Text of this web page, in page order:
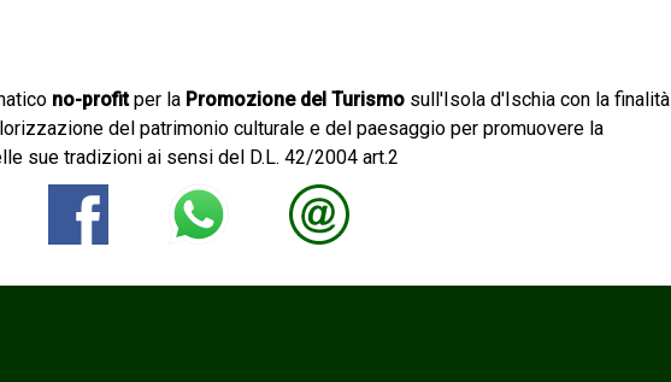
no-profitper la Promozione del Turismo sull'Isola d'Ischia con la finalità
del patrimonio culturale e del paesaggio per promuovere la
sue tradizioni ai sensi del D.L. 42/2004 art.2